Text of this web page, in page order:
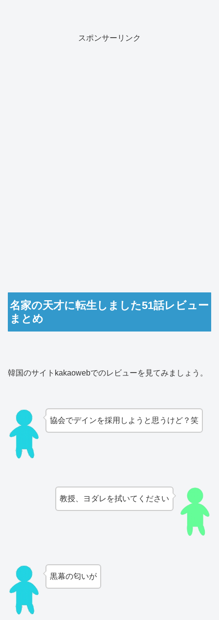
スポンサーリンク
名家の天才に転生しました51話レビュー
まとめ
韓国のサイトkakaowebでのレビューを見てみましょう。
協会でデインを採用しようと思うけど？笑
教授、ヨダレを拭いてください
黒幕の匂いが